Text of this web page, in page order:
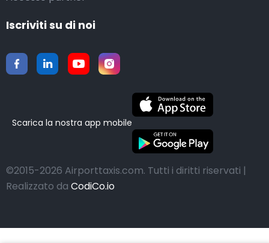
Iscriviti su di noi
Scarica la nostra app mobile
©2015-2026 Airporttaxis.com. Tutti i diritti riservati |
Realizzato da CodiCo.io